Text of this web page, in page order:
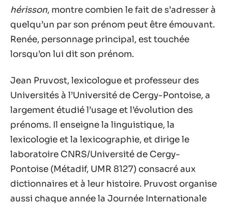
hérisson, montre combien le fait de s’adresser à
quelqu’un par son prénom peut être émouvant.
Renée, personnage principal, est touchée
lorsqu’on lui dit son prénom.
Jean Pruvost, lexicologue et professeur des
Universités à l’Université de Cergy-Pontoise, a
largement étudié l’usage et l’évolution des
prénoms. Il enseigne la linguistique, la
lexicologie et la lexicographie, et dirige le
laboratoire CNRS/Université de Cergy-
Pontoise (Métadif, UMR 8127) consacré aux
dictionnaires et à leur histoire. Pruvost organise
aussi chaque année la Journée Internationale